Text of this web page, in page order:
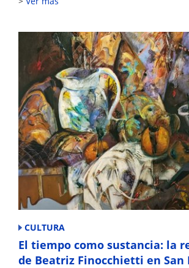
CULTURA
El tiempo como sustancia: la
de Beatriz Finocchietti en San